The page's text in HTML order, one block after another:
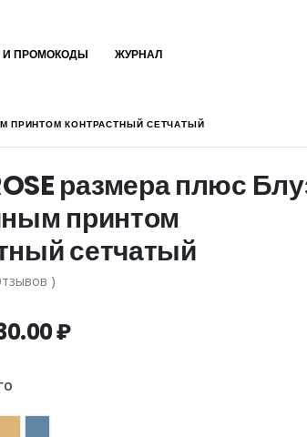
И ПРОМОКОДЫ ЖУРНАЛ
ПРИНТОМ КОНТРАСТНЫЙ СЕТЧАТЫЙ
размера плюс
принтом
сетчатый
)
₽